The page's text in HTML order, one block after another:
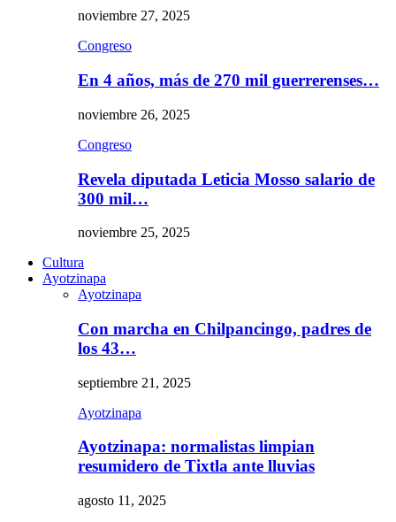
noviembre 27, 2025
Congreso
En 4 años, más de 270 mil guerrerenses…
noviembre 26, 2025
Congreso
Revela diputada Leticia Mosso salario de
300 mil…
noviembre 25, 2025
Cultura
Ayotzinapa
Ayotzinapa
Con marcha en Chilpancingo, padres de
los 43…
septiembre 21, 2025
Ayotzinapa
Ayotzinapa: normalistas limpian
resumidero de Tixtla ante lluvias
agosto 11, 2025